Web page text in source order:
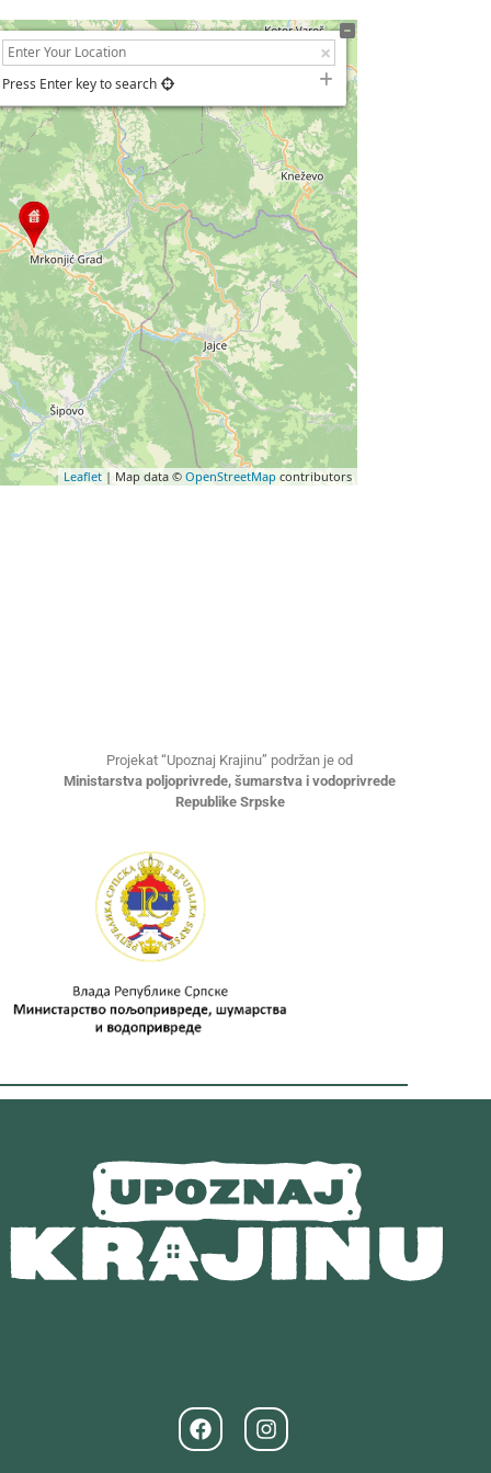
Press Enter key to search
Leaflet | Map data © OpenStreetMap contributors
Projekat “Upoznaj Krajinu” podržan je od
Ministarstva poljoprivrede, šumarstva i vodoprivrede
Republike Srpske